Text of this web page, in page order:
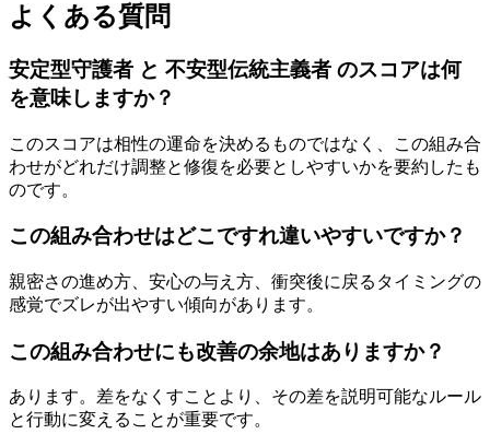
よくある質問
安定型守護者 と 不安型伝統主義者 のスコアは何
を意味しますか？
このスコアは相性の運命を決めるものではなく、この組み合
わせがどれだけ調整と修復を必要としやすいかを要約したも
のです。
この組み合わせはどこですれ違いやすいですか？
親密さの進め方、安心の与え方、衝突後に戻るタイミングの
感覚でズレが出やすい傾向があります。
この組み合わせにも改善の余地はありますか？
あります。差をなくすことより、その差を説明可能なルール
と行動に変えることが重要です。